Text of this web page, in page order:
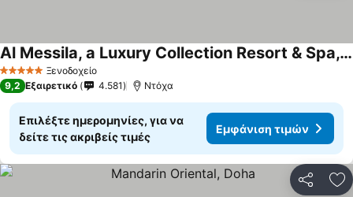
5 Αστέρια Ξενοδοχείο
Al Messila, a Luxury Collection Resort & Spa, Doha
9,2 Εξαιρετικό 4.581 Ντόχα
Επιλέξτε ημερομηνίες, για να
δείτε τις ακριβείς τιμές
Εμφάνιση τιμών